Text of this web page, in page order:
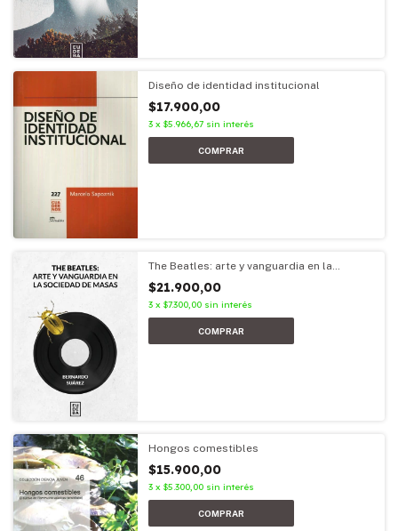
Diseño de identidad institucional
$17.900,00
3 x $5.966,67 sin interés
The Beatles: arte y vanguardia en la
$21.900,00
3 x $7.300,00 sin interés
Hongos comestibles
$15.900,00
3 x $5.300,00 sin interés